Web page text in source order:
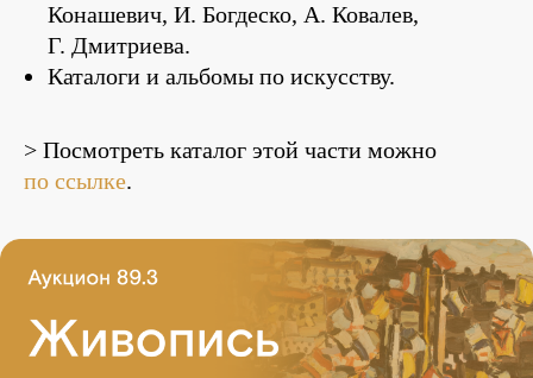
Конашевич, И. Богдеско, А. Ковалев,
Г. Дмитриева.
Каталоги и альбомы по искусству.
> Посмотреть каталог этой части можно
по ссылке.